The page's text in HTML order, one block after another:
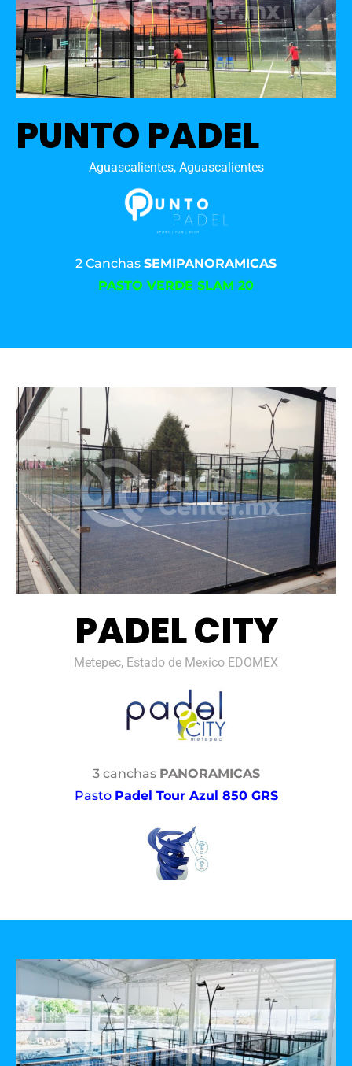
PUNTO PADEL
Aguascalientes, Aguascalientes
2 Canchas SEMIPANORAMICAS
PASTO VERDE SLAM 20
PADEL CITY
Metepec, Estado de Mexico EDOMEX
3 canchas PANORAMICAS
Pasto Padel Tour Azul 850 GRS